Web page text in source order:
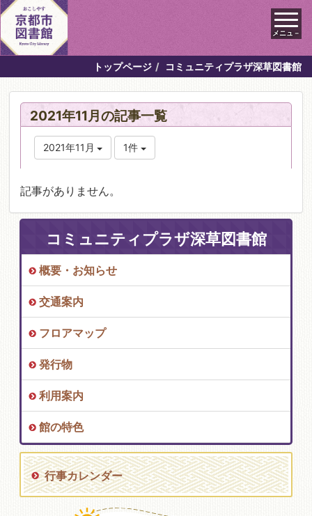
メニュ－
トップページ コミュニティプラザ深草図書館
2021年11月の記事一覧
2021年11月 1件
記事がありません。
コミュニティプラザ深草図書館
概要・お知らせ
交通案内
フロアマップ
発行物
利用案内
館の特色
行事カレンダー